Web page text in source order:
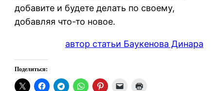
добавите и будете делать по своему,
добавляя что-то новое.
автор статьи Баукенова Динара
Поделиться: